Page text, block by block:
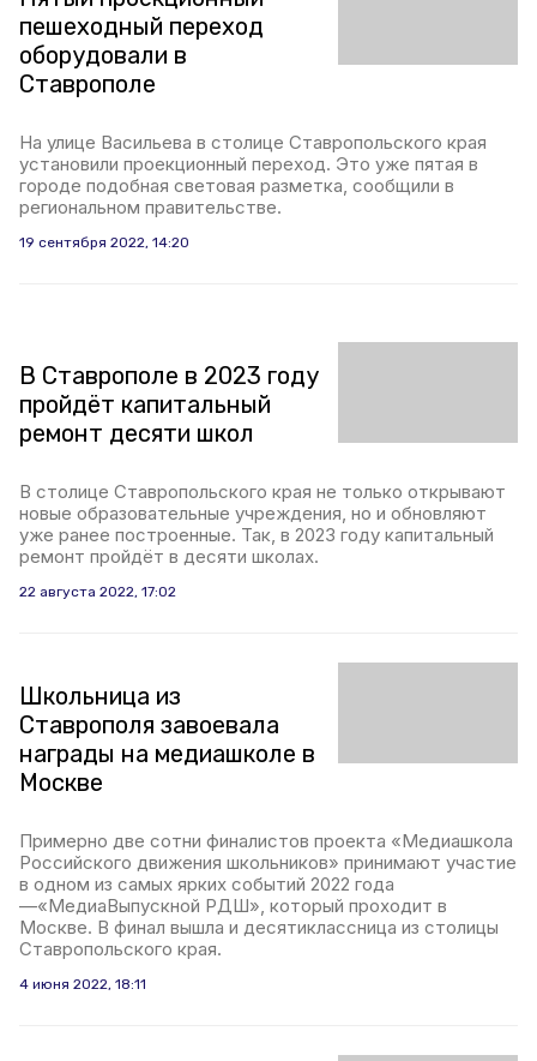
пешеходный переход
оборудовали в
Ставрополе
На улице Васильева в столице Ставропольского края
установили проекционный переход. Это уже пятая в
городе подобная световая разметка, сообщили в
региональном правительстве.
19 сентября 2022, 14:20
В Ставрополе в 2023 году
пройдёт капитальный
ремонт десяти школ
В столице Ставропольского края не только открывают
новые образовательные учреждения, но и обновляют
уже ранее построенные. Так, в 2023 году капитальный
ремонт пройдёт в десяти школах.
22 августа 2022, 17:02
Школьница из
Ставрополя завоевала
награды на медиашколе в
Москве
Примерно две сотни финалистов проекта «Медиашкола
Российского движения школьников» принимают участие
в одном из самых ярких событий 2022 года
—«МедиаВыпускной РДШ», который проходит в
Москве. В финал вышла и десятиклассница из столицы
Ставропольского края.
4 июня 2022, 18:11